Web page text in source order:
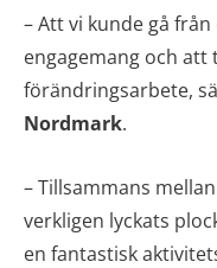
– Att vi kunde gå
engagemang och
förändringsarbete,
Nordmark.
– Tillsammans
verkligen lyckats
en fantastisk